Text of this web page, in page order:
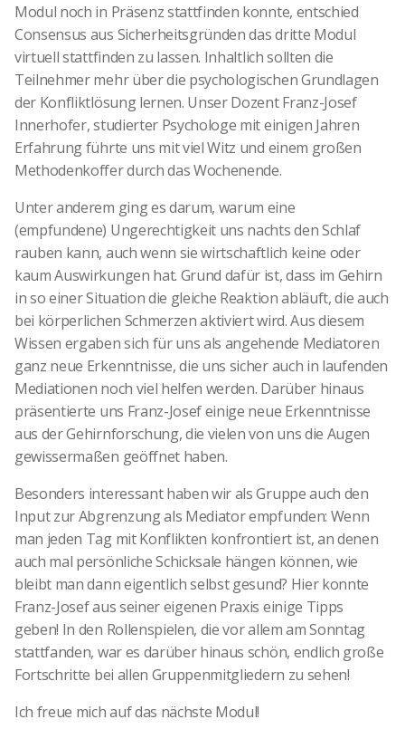
Modul noch in Präsenz stattfinden konnte, entschied
Consensus aus Sicherheitsgründen das dritte Modul
virtuell stattfinden zu lassen. Inhaltlich sollten die
Teilnehmer mehr über die psychologischen Grundlagen
der Konfliktlösung lernen. Unser Dozent Franz-Josef
Innerhofer, studierter Psychologe mit einigen Jahren
Erfahrung führte uns mit viel Witz und einem großen
Methodenkoffer durch das Wochenende.
Unter anderem ging es darum, warum eine
(empfundene) Ungerechtigkeit uns nachts den Schlaf
rauben kann, auch wenn sie wirtschaftlich keine oder
kaum Auswirkungen hat. Grund dafür ist, dass im Gehirn
in so einer Situation die gleiche Reaktion abläuft, die auch
bei körperlichen Schmerzen aktiviert wird. Aus diesem
Wissen ergaben sich für uns als angehende Mediatoren
ganz neue Erkenntnisse, die uns sicher auch in laufenden
Mediationen noch viel helfen werden. Darüber hinaus
präsentierte uns Franz-Josef einige neue Erkenntnisse
aus der Gehirnforschung, die vielen von uns die Augen
gewissermaßen geöffnet haben.
Besonders interessant haben wir als Gruppe auch den
Input zur Abgrenzung als Mediator empfunden: Wenn
man jeden Tag mit Konflikten konfrontiert ist, an denen
auch mal persönliche Schicksale hängen können, wie
bleibt man dann eigentlich selbst gesund? Hier konnte
Franz-Josef aus seiner eigenen Praxis einige Tipps
geben! In den Rollenspielen, die vor allem am Sonntag
stattfanden, war es darüber hinaus schön, endlich große
Fortschritte bei allen Gruppenmitgliedern zu sehen!
Ich freue mich auf das nächste Modul!